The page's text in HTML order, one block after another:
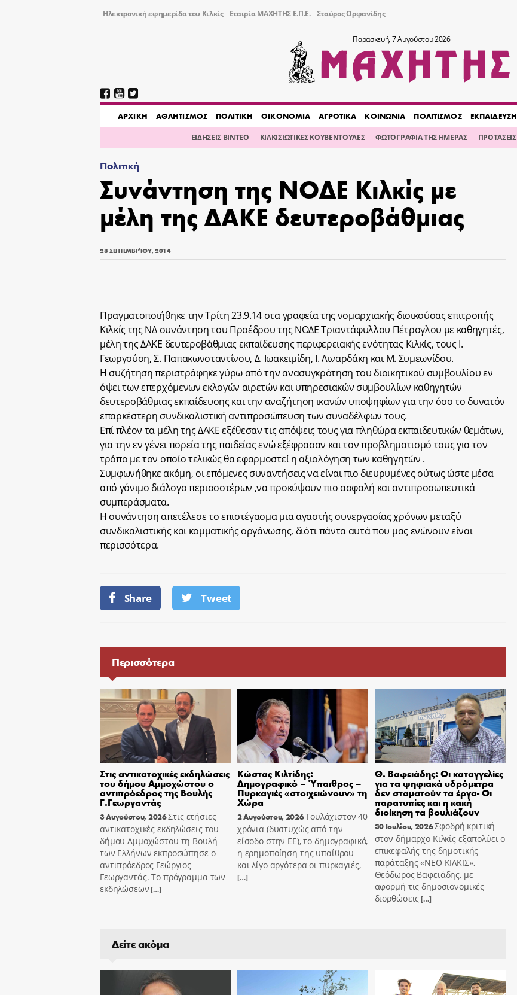
Ηλεκτρονική εφημερίδα του Κιλκίς Εταιρία ΜΑΧΗΤΗΣ Ε.Π.Ε. Σταύρος Ορφανίδης
Παρασκευή, 7 Αυγούστου 2026
AΡΧΙΚΗ ΑΘΛΗΤΙΣΜΟΣ ΠΟΛΙΤΙΚΗ ΟΙΚΟΝΟΜΙΑ ΑΓΡΟΤΙΚΑ ΚΟΙΝΩΝΙΑ ΠΟΛΙΤΙΣΜΟΣ ΕΚΠΑΙΔΕΥΣΗ
ΕΙΔΗΣΕΙΣ ΒΙΝΤΕΟ ΚΙΛΚΙΣΙΩΤΙΚΕΣ ΚΟΥΒΕΝΤΟΥΛΕΣ ΦΩΤΟΓΡΑΦΙΑ ΤΗΣ ΗΜΕΡΑΣ ΠΡΟΤΑΣΕΙΣ
Πολιτική
Συνάντηση της ΝΟΔΕ Κιλκίς με
μέλη της ΔΑΚΕ δευτεροβάθμιας
28 ΣΕΠΤΕΜΒΡΊΟΥ, 2014
Πραγματοποιήθηκε την Τρίτη 23.9.14 στα γραφεία της νομαρχιακής διοικούσας επιτροπής
Κιλκίς της ΝΔ συνάντηση του Προέδρου της ΝΟΔΕ Τριαντάφυλλου Πέτρογλου με καθηγητές,
μέλη της ΔΑΚΕ δευτεροβάθμιας εκπαίδευσης περιφερειακής ενότητας Κιλκίς, τους Ι.
Γεωργούση, Σ. Παπακωνσταντίνου, Δ. Ιωακειμίδη, Ι. Λιναρδάκη και Μ. Συμεωνίδου.
Η συζήτηση περιστράφηκε γύρω από την ανασυγκρότηση του διοικητικού συμβουλίου εν
όψει των επερχόμενων εκλογών αιρετών και υπηρεσιακών συμβουλίων καθηγητών
δευτεροβάθμιας εκπαίδευσης και την αναζήτηση ικανών υποψηφίων για την όσο το δυνατόν
επαρκέστερη συνδικαλιστική αντιπροσώπευση των συναδέλφων τους.
Επί πλέον τα μέλη της ΔΑΚΕ εξέθεσαν τις απόψεις τους για πληθώρα εκπαιδευτικών θεμάτων,
για την εν γένει πορεία της παιδείας ενώ εξέφρασαν και τον προβληματισμό τους για τον
τρόπο με τον οποίο τελικώς θα εφαρμοστεί η αξιολόγηση των καθηγητών .
Συμφωνήθηκε ακόμη, οι επόμενες συναντήσεις να είναι πιο διευρυμένες ούτως ώστε μέσα
από γόνιμο διάλογο περισσοτέρων ,να προκύψουν πιο ασφαλή και αντιπροσωπευτικά
συμπεράσματα.
Η συνάντηση απετέλεσε το επιστέγασμα μια αγαστής συνεργασίας χρόνων μεταξύ
συνδικαλιστικής και κομματικής οργάνωσης, διότι πάντα αυτά που μας ενώνουν είναι
περισσότερα.
Share Tweet
Περισσότερα
Στις αντικατοχικές εκδηλώσεις
του δήμου Αμμοχώστου ο
αντιπρόεδρος της Βουλής
Γ.Γεωργαντάς
3 Αυγούστου, 2026Στις ετήσιες
αντικατοχικές εκδηλώσεις του
δήμου Αμμοχώστου τη Βουλή
των Ελλήνων εκπροσώπησε ο
αντιπρόεδρος Γεώργιος
Γεωργαντάς. Το πρόγραμμα των
εκδηλώσεων[…]
Κώστας Κιλτίδης:
Δημογραφικό – Ύπαιθρος –
Πυρκαγιές «στοιχειώνουν» τη
Χώρα
2 Αυγούστου, 2026Τουλάχιστον 40
χρόνια (δυστυχώς από την
είσοδο στην ΕΕ), το δημογραφικό,
η ερημοποίηση της υπαίθρου
και λίγο αργότερα οι πυρκαγιές,
[…]
Θ. Βαφειάδης: Οι καταγγελίες
για τα ψηφιακά υδρόμετρα
δεν σταματούν τα έργα- Οι
παρατυπίες και η κακή
διοίκηση τα βουλιάζουν
30 Ιουλίου, 2026Σφοδρή κριτική
στον δήμαρχο Κιλκίς εξαπολύει ο
επικεφαλής της δημοτικής
παράταξης «ΝΕΟ ΚΙΛΚΙΣ»,
Θεόδωρος Βαφειάδης, με
αφορμή τις δημοσιονομικές
διορθώσεις[…]
Δείτε ακόμα